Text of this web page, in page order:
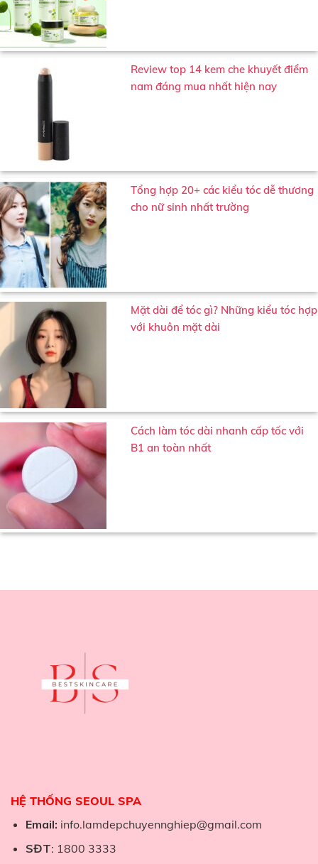
Review top 14 kem che khuyết điểm
nam đáng mua nhất hiện nay
Tổng hợp 20+ các kiểu tóc dễ thương
cho nữ sinh nhất trường
Mặt dài để tóc gì? Những kiểu tóc hợp
với khuôn mặt dài
Cách làm tóc dài nhanh cấp tốc với
B1 an toàn nhất
HỆ THỐNG SEOUL SPA
Email: info.lamdepchuyennghiep@gmail.com
SĐT: 1800 3333